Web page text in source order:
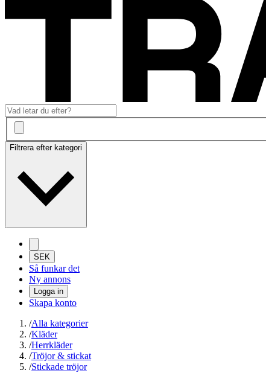
Filtrera efter kategori
SEK
Så funkar det
Ny annons
Logga in
Skapa konto
/Alla kategorier
/Kläder
/Herrkläder
/Tröjor & stickat
/Stickade tröjor